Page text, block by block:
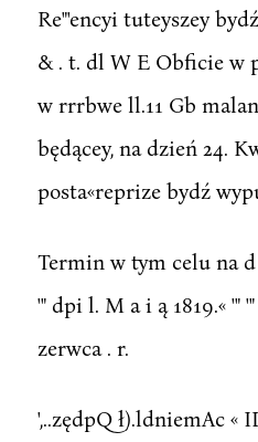
Re"'encyi tuteyszey
& . t. dl W E Obficie w
w rrrbwe ll.11 Gb
będącey, na dzień 24.
posta«reprize bydź
Termin w tym celu na d
'" dpi l. M a i ą 1819.« '"
zerwca . r.
',..zędpQ ł).ldniemAc «